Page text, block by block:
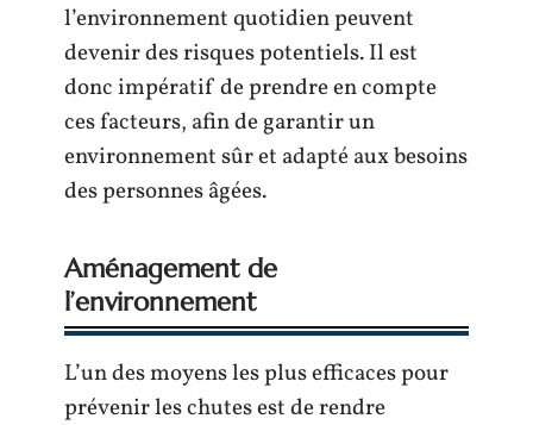
l’environnement quotidien peuvent
devenir des risques potentiels. Il est
donc impératif de prendre en compte
ces facteurs, afin de garantir un
environnement sûr et adapté aux besoins
des personnes âgées.
Aménagement de
l’environnement
L’un des moyens les plus efficaces pour
prévenir les chutes est de rendre